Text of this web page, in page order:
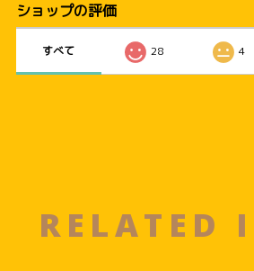
ショップの評価
すべて 28 4
RELATED